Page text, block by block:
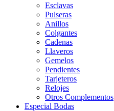
Esclavas
Pulseras
Anillos
Colgantes
Cadenas
Llaveros
Gemelos
Pendientes
Tarjeteros
Relojes
Otros Complementos
Especial Bodas